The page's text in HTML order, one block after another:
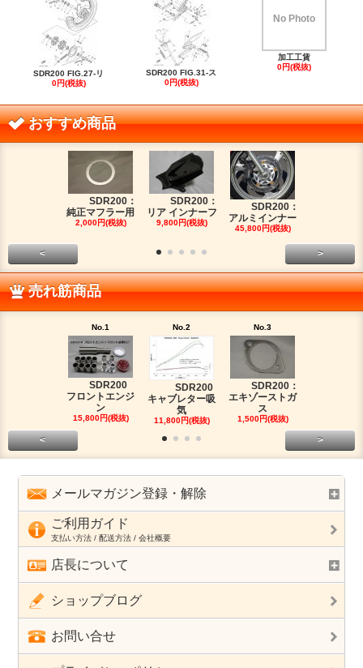
SDR200 FIG.27-リ
0円(税抜)
SDR200 FIG.31-ス
0円(税抜)
No Photo
加工工賃
0円(税抜)
おすすめ商品
SDR200：
純正マフラー用
2,000円(税抜)
SDR200：
リア インナーフ
9,800円(税抜)
SDR200：
アルミインナー
45,800円(税抜)
< >
売れ筋商品
No.1
SDR200
フロントエンジ
ン
15,800円(税抜)
No.2
SDR200
キャブレター吸
気
11,800円(税抜)
No.3
SDR200：
エキゾーストガ
ス
1,500円(税抜)
< >
メールマガジン登録・解除
ご利用ガイド
支払い方法 / 配送方法 / 会社概要
店長について
ショップブログ
お問い合せ